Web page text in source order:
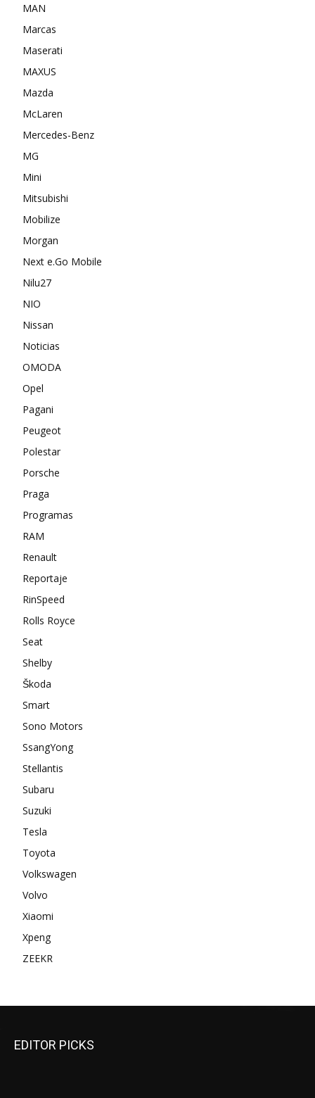
MAN
Marcas
Maserati
MAXUS
Mazda
McLaren
Mercedes-Benz
MG
Mini
Mitsubishi
Mobilize
Morgan
Next e.Go Mobile
Nilu27
NIO
Nissan
Noticias
OMODA
Opel
Pagani
Peugeot
Polestar
Porsche
Praga
Programas
RAM
Renault
Reportaje
RinSpeed
Rolls Royce
Seat
Shelby
Škoda
Smart
Sono Motors
SsangYong
Stellantis
Subaru
Suzuki
Tesla
Toyota
Volkswagen
Volvo
Xiaomi
Xpeng
ZEEKR
EDITOR PICKS